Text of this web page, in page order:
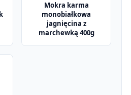
Mokra karma
monobiałkowa
jagnięcina z
marchewką 400g